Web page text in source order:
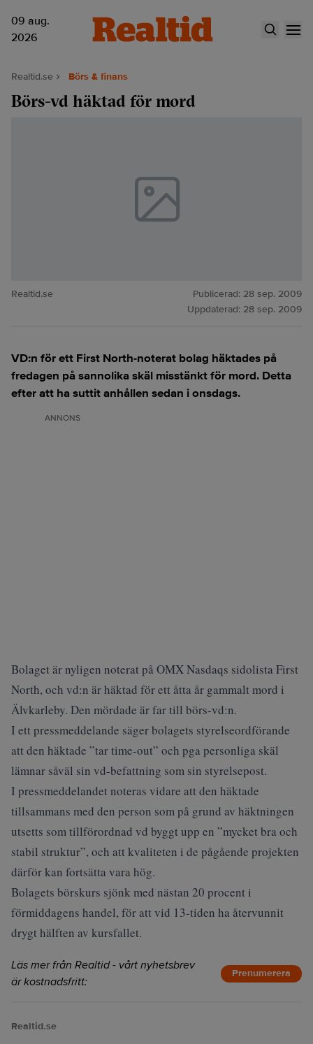
09 aug.
2026
Realtid.se Börs & finans
Börs-vd häktad för mord
Realtid.se Publicerad: 28 sep. 2009
Uppdaterad: 28 sep. 2009
VD:n för ett First North-noterat bolag häktades på
fredagen på sannolika skäl misstänkt för mord. Detta
efter att ha suttit anhållen sedan i onsdags.
ANNONS
Bolaget är nyligen noterat på OMX Nasdaqs sidolista First
North, och vd:n är häktad för ett åtta år gammalt mord i
Älvkarleby. Den mördade är far till börs-vd:n.
I ett pressmeddelande säger bolagets styrelseordförande
att den häktade ”tar time-out” och pga personliga skäl
lämnar såväl sin vd-befattning som sin styrelsepost.
I pressmeddelandet noteras vidare att den häktade
tillsammans med den person som på grund av häktningen
utsetts som tillförordnad vd byggt upp en ”mycket bra och
stabil struktur”, och att kvaliteten i de pågående projekten
därför kan fortsätta vara hög.
Bolagets börskurs sjönk med nästan 20 procent i
förmiddagens handel, för att vid 13-tiden ha återvunnit
drygt hälften av kursfallet.
Läs mer från Realtid - vårt nyhetsbrev
är kostnadsfritt:
Prenumerera
Realtid.se